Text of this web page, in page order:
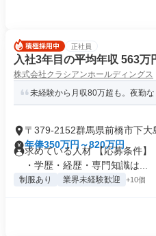
正社員
入社3年目の平均年収 563
株式会社クラシアンホールディングス
未経験から月収80万超も。夜勤
〒379-2152群馬県前橋市下大
年俸350万円～820万円
求めている人材 【応募条件
・学歴・経歴・専門知識は...
制服あり 業界未経験歓迎 +10個